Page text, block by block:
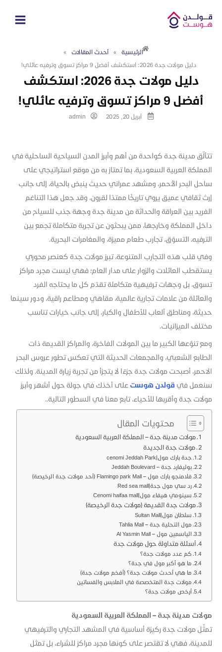
المحتوى
الرئيسية » أحدث المقالات
»
دليل مولات جدة 2026: استكشف أفضل 9 مراكز تسوق وترفيه عائلي!
دليل مولات جدة 2026: استكشف
أفضل 9 مراكز تسوق وترفيه عائلي!
أبريل 20, 2025 admin
تتألّق مدينة جدة كواحدة من أهم وأبرز المدن السياحية الساحلية في
المملكة العربية السعودية، بما تمتاز به من موقع استراتيجي على
ساحل البحر الأحمر، ومشهد عمراني حديث ينبض بالحياة، إلى جانب
إرث ثقافي عميق يروي تاريخًا ممتدًا لقرون، وقد جعل هذا التناغم
الفريد بين العراقة والحداثة من مدينة جدة وجهة جذب للسياح من
داخل المملكة وخارجها، ممن يبحثون عن تجربة متكاملة تجمع بين
الترفيه، التسوّق، تجارب طعام مميزة، والمغامرات البحرية.
وفي قلب هذه التجارب المتنوعة، تبرز مولات جدة كعنصر محوري
يستقطب العائلات والزوار على مدار العام؛ فهي ليست مجرد مراكز
تسوق، بل وجهات ترفيهية متكاملة تقدّم كل ما يحتاجه الفرد
والعائلة من علامات تجارية عالمية، مقاهي ومطاعم راقية، ودور سينما
حديثة، ومناطق ألعاب للأطفال والكبار، إلى جانب خيارات تناسب
مختلف الميزانيات.
ومع تنوّعها الكبير ما بين المولات الفاخرة، والمراكز القديمة ذات
الطابع الشعبي، والمجمعات الحديثة التي تعكس تطور عروس البحر
الاحمر، أصبحت مولات جدة جزءًا لا يتجزأ من تجربة زيارة المدينة. ولذلك
سنعمل في قولدن هوست على أخذك في جولة حول أشهر وأبرز
مولات جدة وأقربها للأحياء، تابع معنا في السطور التالية..
محتويات المقال
مولات مدينة جدة – المملكة العربية السعودية
مولات جدة الجديدة
جدة بارك مول|cenomi Jeddah Park
بوليفارد جدة – Jeddah Boulevard
فلامنجو بارك مول – Flamingo park Mall (أحد مولات جدة الرخيصة)
رد سي مول جدة|Red sea mall
سينومي هيفاء مول|Cenomi haifaa mall
مولات جدة القديمة (مولات جدة الرخيصة)
سلطان مول|Sultan Mall
مول التحلية جدة – Tahlia Mall
الياسمين مول – Al Yasmin Mall
أسئلة متداولة حول مولات جدة
كم عدد مولات جدة؟
ما هو أكبر مول في جدة؟
ما هي أحدث مولات جدة؟ (أفخم مولات جدة)
مولات جدة المتخصصة في الملابس والفساتين
أرخص مولات جدة؟
مولات مدينة جدة – المملكة العربية السعودية
تمثّل مولات جدة ركيزة أساسية في المشهد التجاري والترفيهي
للمدينة، فهي لا تقتصر على كونها مجرد مراكز للشراء، بل تمثل